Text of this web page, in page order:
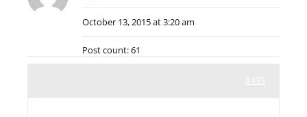
October 13, 2015 at 3:20 am
Post count: 61